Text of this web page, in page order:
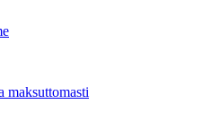
maksuttomasti